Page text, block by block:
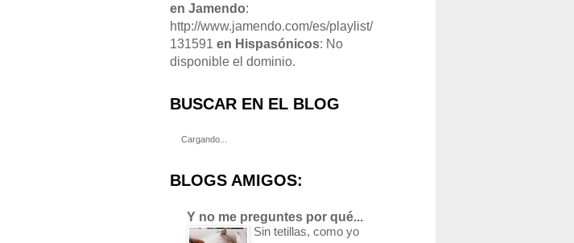
en Jamendo:
http://www.jamendo.com/es/playlist/
131591 en Hispasónicos: No
disponible el dominio.
BUSCAR EN EL BLOG
Cargando...
BLOGS AMIGOS:
Y no me preguntes por qué...
Sin tetillas, como yo